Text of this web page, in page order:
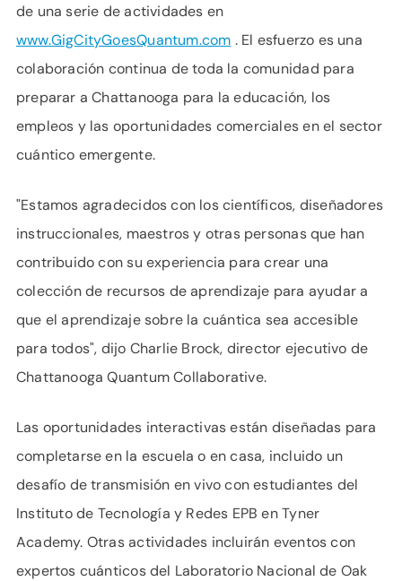
de una serie de actividades en
www.GigCityGoesQuantum.com . El esfuerzo es una
colaboración continua de toda la comunidad para
preparar a Chattanooga para la educación, los
empleos y las oportunidades comerciales en el sector
cuántico emergente.
"Estamos agradecidos con los científicos, diseñadores
instruccionales, maestros y otras personas que han
contribuido con su experiencia para crear una
colección de recursos de aprendizaje para ayudar a
que el aprendizaje sobre la cuántica sea accesible
para todos", dijo Charlie Brock, director ejecutivo de
Chattanooga Quantum Collaborative.
Las oportunidades interactivas están diseñadas para
completarse en la escuela o en casa, incluido un
desafío de transmisión en vivo con estudiantes del
Instituto de Tecnología y Redes EPB en Tyner
Academy. Otras actividades incluirán eventos con
expertos cuánticos del Laboratorio Nacional de Oak